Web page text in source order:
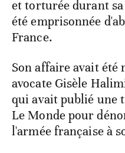
et torturée durant
été emprisonnée
France.
Son affaire avait été
avocate Gisèle
qui avait publié une
Le Monde pour
l'armée française à